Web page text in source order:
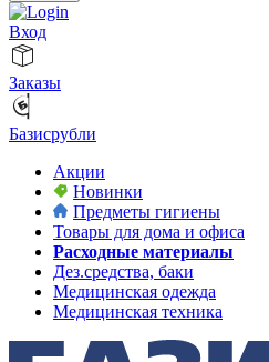
Вход
Заказы
Базисрубли
Акции
Новинки
Предметы гигиены
Товары для дома и офиса
Расходные материалы
Дез.средства, баки
Медицинская одежда
Медицинская техника